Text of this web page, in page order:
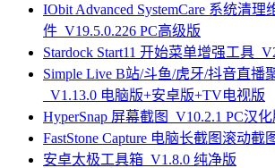
IObit Advanced SystemCare 系统清
件_V19.5.0.226 PC高级版
Stardock Start11 开始菜单增强工具
Simple Live B站/斗鱼/虎牙/抖音直播
_V1.13.0 电脑版+安卓版+TV电视版
HyperSnap 屏幕截图_V10.2.1 PC汉化
FastStone Capture 电脑长截图滚动截
安卓太极工具箱_V1.8.0 纯净版